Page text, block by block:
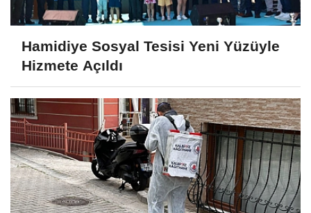
Hamidiye Sosyal Tesisi Yeni Yüzüyle
Hizmete Açıldı